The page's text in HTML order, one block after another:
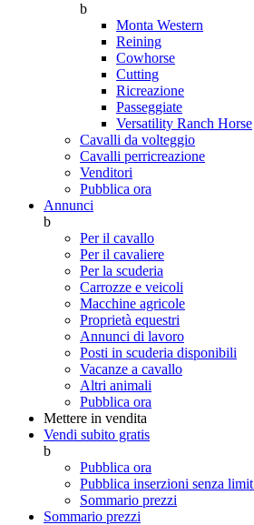
b
Monta Western
Reining
Cowhorse
Cutting
Ricreazione
Passeggiate
Versatility Ranch Horse
Cavalli da volteggio
Cavalli perricreazione
Venditori
Pubblica ora
Annunci
b
Per il cavallo
Per il cavaliere
Per la scuderia
Carrozze e veicoli
Macchine agricole
Proprietà equestri
Annunci di lavoro
Posti in scuderia disponibili
Vacanze a cavallo
Altri animali
Pubblica ora
Mettere in vendita
Vendi subito gratis
b
Pubblica ora
Pubblica inserzioni senza limit
Sommario prezzi
Sommario prezzi